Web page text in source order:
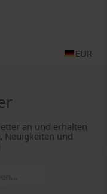
EUR
an und erhalten
Neuigkeiten und